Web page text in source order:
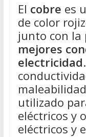
El cobre es
de color
junto con la
mejores
electricidad
utilizado
eléctricos y
eléctricos y